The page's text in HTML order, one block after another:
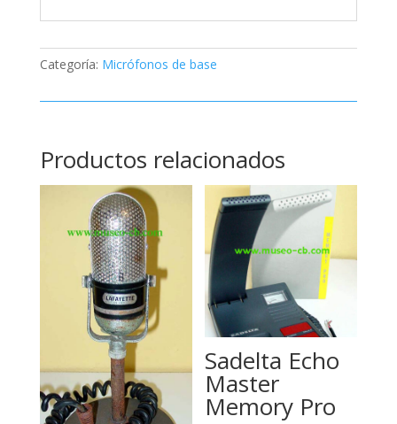
Categoría: Micrófonos de base
Productos relacionados
Sadelta Echo
Master
Memory Pro